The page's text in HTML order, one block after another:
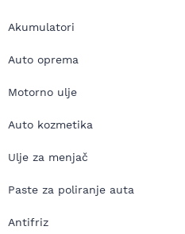
Akumulatori
Auto oprema
Motorno ulje
Auto kozmetika
Ulje za menjač
Paste za poliranje auta
Antifriz